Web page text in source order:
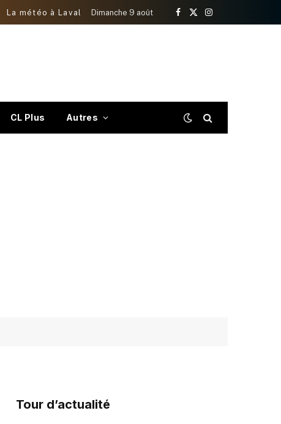
La météo à Laval Dimanche 9 août
Facebook
X
Instagram
CL Plus Autres
Tour d’actualité